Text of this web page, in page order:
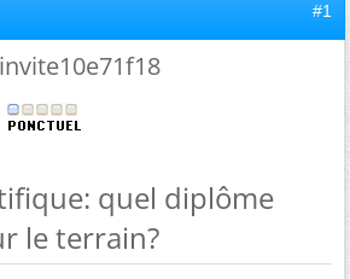
#1
invite10e71f18
quel diplôme
le terrain?